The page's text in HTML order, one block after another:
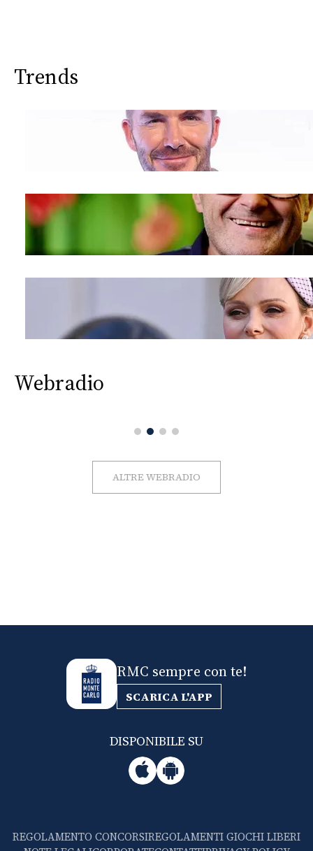
Trends
Webradio
ALTRE WEBRADIO
RMC sempre con te!
SCARICA L'APP
DISPONIBILE SU
REGOLAMENTO CONCORSIREGOLAMENTI GIOCHI LIBERI